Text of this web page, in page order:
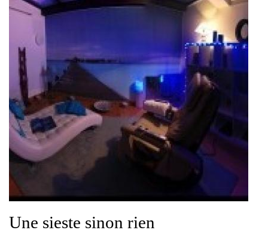
Une sieste sinon rien